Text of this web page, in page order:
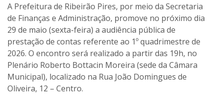
A Prefeitura de Ribeirão Pires, por meio da Secretaria
de Finanças e Administração, promove no próximo dia
29 de maio (sexta-feira) a audiência pública de
prestação de contas referente ao 1º quadrimestre de
2026. O encontro será realizado a partir das 19h, no
Plenário Roberto Bottacin Moreira (sede da Câmara
Municipal), localizado na Rua João Domingues de
Oliveira, 12 – Centro.